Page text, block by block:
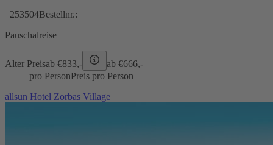
253504Bestellnr.:
Pauschalreise
Alter Preisab €833,- ab €666,-
pro PersonPreis pro Person
allsun Hotel Zorbas Village